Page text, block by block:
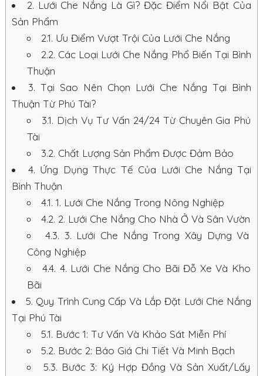
2. Lưới Che Nắng Là Gì? Đặc Điểm Nổi Bật Của
Sản Phẩm
2.1. Ưu Điểm Vượt Trội Của Lưới Che Nắng
2.2. Các Loại Lưới Che Nắng Phổ Biến Tại Bình
Thuận
3. Tại Sao Nên Chọn Lưới Che Nắng Tại Bình
Thuận Từ Phú Tài?
3.1. Dịch Vụ Tư Vấn 24/24 Từ Chuyên Gia Phú
Tài
3.2. Chất Lượng Sản Phẩm Được Đảm Bảo
4. Ứng Dụng Thực Tế Của Lưới Che Nắng Tại
Bình Thuận
4.1. 1. Lưới Che Nắng Trong Nông Nghiệp
4.2. 2. Lưới Che Nắng Cho Nhà Ở Và Sân Vườn
4.3. 3. Lưới Che Nắng Trong Xây Dựng Và
Công Nghiệp
4.4. 4. Lưới Che Nắng Cho Bãi Đỗ Xe Và Kho
Bãi
5. Quy Trình Cung Cấp Và Lắp Đặt Lưới Che Nắng
Tại Phú Tài
5.1. Bước 1: Tư Vấn Và Khảo Sát Miễn Phí
5.2. Bước 2: Báo Giá Chi Tiết Và Minh Bạch
5.3. Bước 3: Ký Hợp Đồng Và Sản Xuất/Lấy